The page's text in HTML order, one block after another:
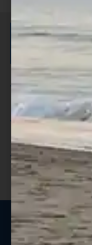
Per ogni
punti;
Utilizza i
sconto;
I punti
prodotto;